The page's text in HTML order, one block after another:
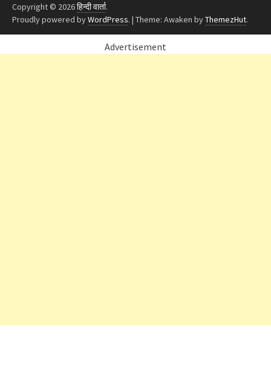
Copyright © 2026हिन्दी वार्ता.
Proudly powered byWordPress. | Theme: Awaken byThemezHut.
Advertisement